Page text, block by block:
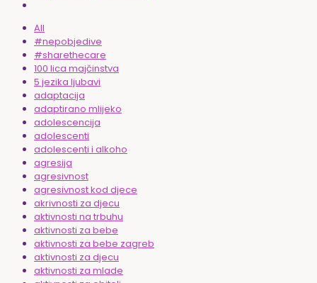
All
#nepobjedive
#sharethecare
100 lica majčinstva
5 jezika ljubavi
adaptacija
adaptirano mlijeko
adolescencija
adolescenti
adolescenti i alkoho
agresija
agresivnost
agresivnost kod djece
akrivnosti za djecu
aktivnosti na trbuhu
aktivnosti za bebe
aktivnosti za bebe zagreb
aktivnosti za djecu
aktivnosti za mlade